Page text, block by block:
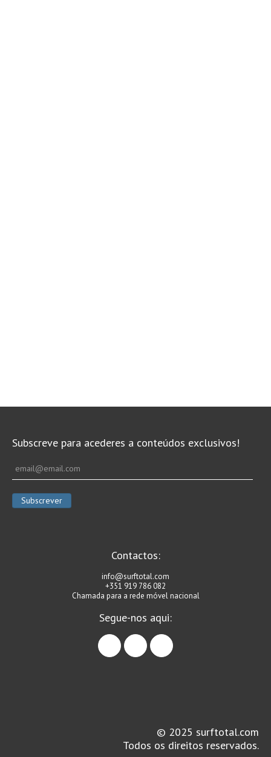
Subscreve para acederes a conteúdos exclusivos!
Contactos:
info@surftotal.com
+351 919 786 082
Chamada para a rede móvel nacional
Segue-nos aqui:
facebookinstagramlinkedin
© 2025 surftotal.com
Todos os direitos reservados.